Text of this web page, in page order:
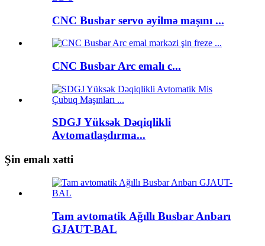
CNC Busbar servo əyilmə maşını ...
CNC Busbar Arc emalı c...
SDGJ Yüksək Dəqiqlikli
Avtomatlaşdırma...
Şin emalı xətti
Tam avtomatik Ağıllı Busbar Anbarı
GJAUT-BAL